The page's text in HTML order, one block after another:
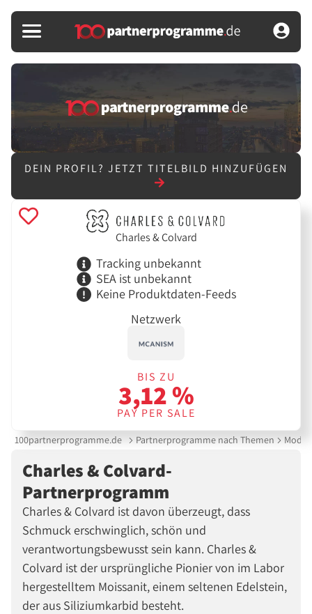
DEIN PROFIL? JETZT TITELBILD HINZUFÜGEN
Charles & Colvard
Tracking unbekannt
SEA ist unbekannt
Keine Produktdaten-Feeds
Netzwerk
BIS ZU
3,12 %
PAY PER SALE
100partnerprogramme.de Partnerprogramme nach Themen Mode
Charles & Colvard-
Partnerprogramm
Charles & Colvard ist davon überzeugt, dass
Schmuck erschwinglich, schön und
verantwortungsbewusst sein kann. Charles &
Colvard ist der ursprüngliche Pionier von im Labor
hergestelltem Moissanit, einem seltenen Edelstein,
der aus Siliziumkarbid besteht.